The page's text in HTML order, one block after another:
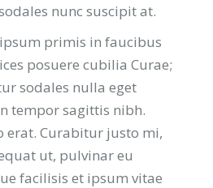
nunc suscipit at.
primis in faucibus
posuere cubilia Curae;
sodales nulla eget
tempor sagittis nibh.
erat. Curabitur justo mi,
ut, pulvinar eu
facilisis et ipsum vitae